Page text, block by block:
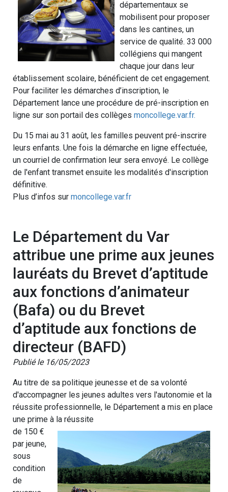
départementaux se
mobilisent pour proposer
dans les cantines, un
service de qualité. 33 000
collégiens qui mangent
chaque jour dans leur
établissement scolaire, bénéficient de cet engagement.
Pour faciliter les démarches d’inscription, le
Département lance une procédure de pré-inscription en
ligne sur son portail des collèges moncollege.var.fr.
Du 15 mai au 31 août, les familles peuvent pré-inscrire
leurs enfants. Une fois la démarche en ligne effectuée,
un courriel de confirmation leur sera envoyé. Le collège
de l'enfant transmet ensuite les modalités d'inscription
définitive.
Plus d’infos sur moncollege.var.fr
Le Département du Var
attribue une prime aux jeunes
lauréats du Brevet d’aptitude
aux fonctions d’animateur
(Bafa) ou du Brevet
d’aptitude aux fonctions de
directeur (BAFD)
Publié le 16/05/2023
Au titre de sa politique jeunesse et de sa volonté
d'accompagner les jeunes adultes vers l'autonomie et la
réussite professionnelle, le Département a mis en place
une prime à la réussite
de 150 €
par jeune,
sous
condition
de